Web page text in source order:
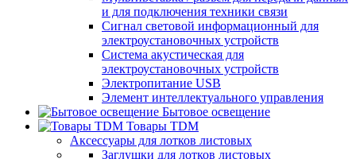
и для подключения техники связи
Сигнал световой информационный для
электроустановочных устройств
Система акустическая для
электроустановочных устройств
Электропитание USB
Элемент интеллектуального управления
Бытовое освещение
Товары TDM
Аксессуары для лотков листовых
Заглушки для лотков листовых